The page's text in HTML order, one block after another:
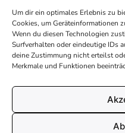
Um dir ein optimales Erlebnis zu
Cookies, um Geräteinformationen
Wenn du diesen Technologien
Surfverhalten oder eindeutige IDs
deine Zustimmung nicht erteilst
Merkmale und Funktionen
Recht